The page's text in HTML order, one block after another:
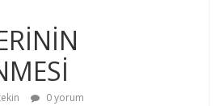
0 yorum